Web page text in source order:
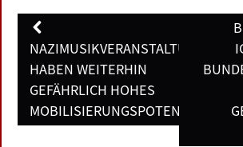
Post
navigation
NAZIMUSIKVERANSTALTUNGEN
HABEN WEITERHIN
GEFÄHRLICH HOHES
MOBILISIERUNGSPOTENTIAL